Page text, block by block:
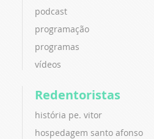
podcast
programação
programas
vídeos
Redentoristas
história pe. vitor
hospedagem santo afonso